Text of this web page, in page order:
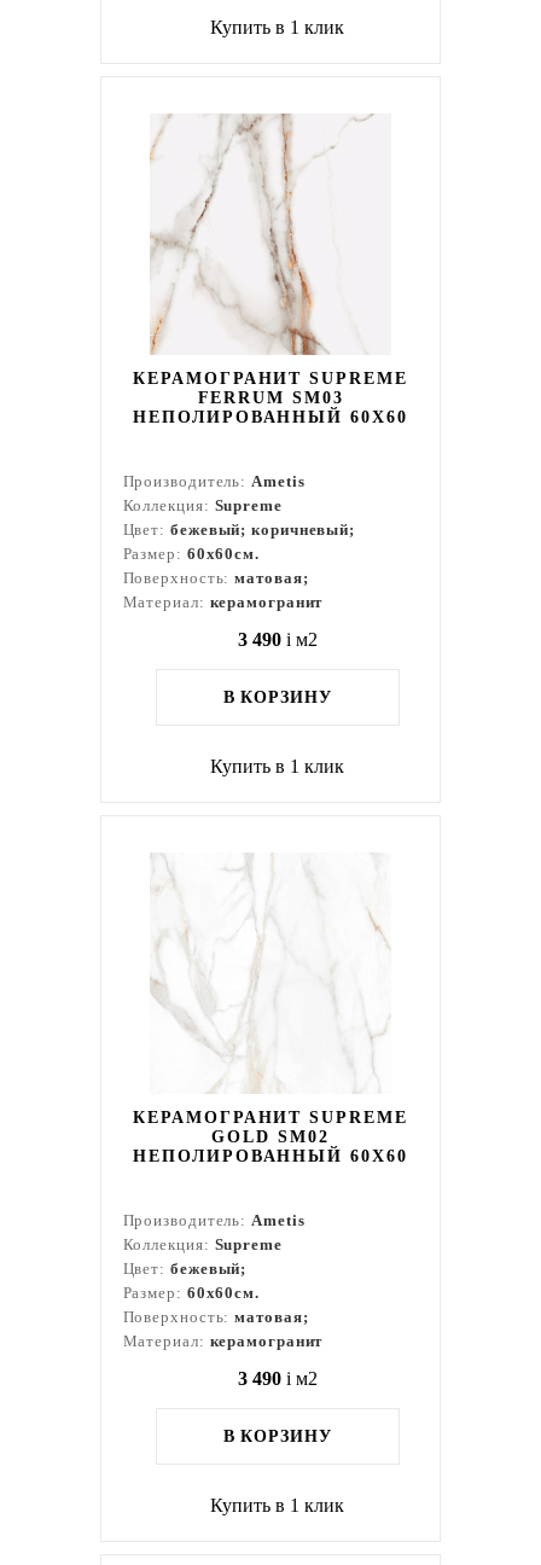
Купить в 1 клик
КЕРАМОГРАНИТ SUPREME
FERRUM SM03
НЕПОЛИРОВАННЫЙ 60X60
Производитель:Ametis
Коллекция: Supreme
Цвет: бежевый; коричневый;
Размер: 60x60см.
Поверхность:матовая;
Материал: керамогранит
3 490 i м2
В КОРЗИНУ
Купить в 1 клик
КЕРАМОГРАНИТ SUPREME
GOLD SM02
НЕПОЛИРОВАННЫЙ 60X60
Производитель:Ametis
Коллекция: Supreme
Цвет: бежевый;
Размер: 60x60см.
Поверхность:матовая;
Материал: керамогранит
3 490 i м2
В КОРЗИНУ
Купить в 1 клик